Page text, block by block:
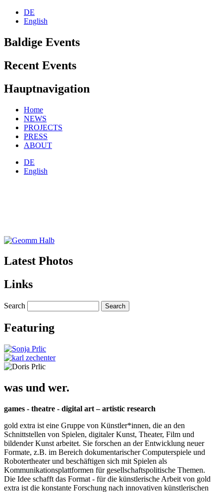
DE
English
Baldige Events
Recent Events
Hauptnavigation
Home
NEWS
PROJECTS
PRESS
ABOUT
DE
English
Latest Photos
Links
Search
Featuring
was und wer.
games - theatre - digital art – artistic research
gold extra ist eine Gruppe von Künstler*innen, die an den
Schnittstellen von Spielen, digitaler Kunst, Theater, Film und
bildender Kunst arbeitet. Sie forschen an der Entwicklung neuer
Formate, z.B. im Bereich dokumentarischer Computerspiele und
Robotertheater und beschäftigen sich mit Spielen als
Kommunikationsplattformen für gesellschaftspolitische Themen.
Die Idee schafft das Format - für die künstlerische Arbeit von gold
extra ist die konstante Forschung nach innovativen künstlerischen